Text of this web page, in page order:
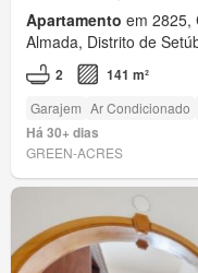
Apartamento em 2825,
Almada, Distrito de
2 141 m²
Garajem Ar Condicionado
Há 30+ dias
GREEN-ACRES